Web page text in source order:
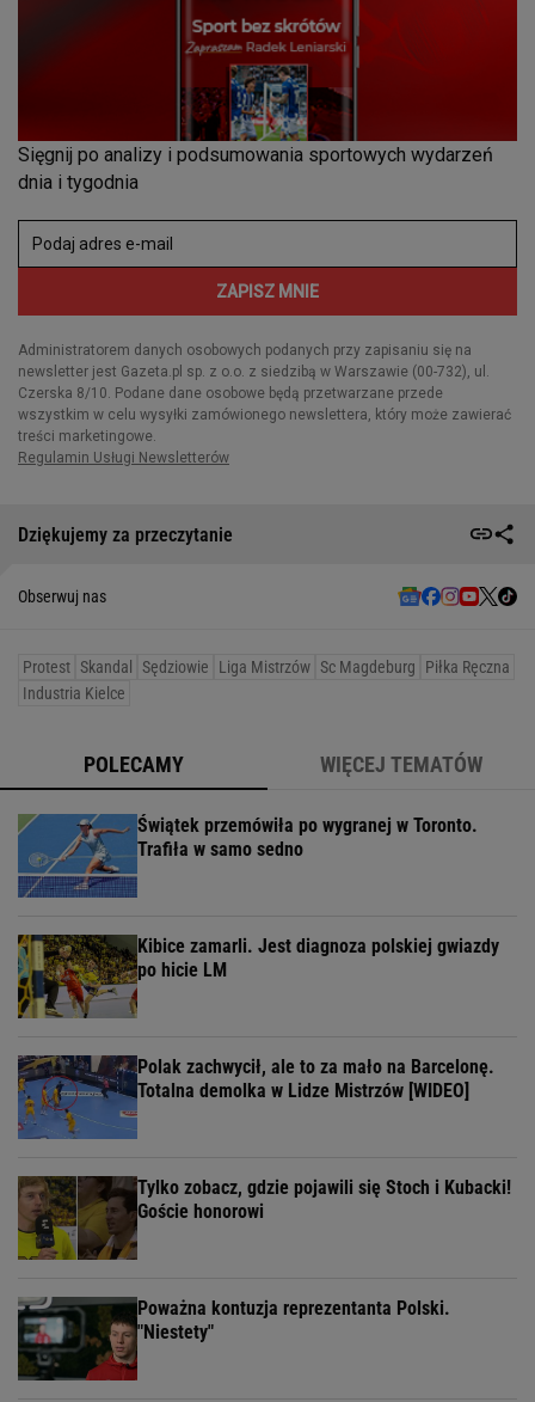
Dziękujemy za przeczytanie
Obserwuj nas
Protest Skandal Sędziowie Liga Mistrzów Sc Magdeburg
Piłka Ręczna
Industria Kielce
POLECAMY WIĘCEJ TEMATÓW
Świątek przemówiła po wygranej w Toronto.
Trafiła w samo sedno
Kibice zamarli. Jest diagnoza polskiej gwiazdy
po hicie LM
Polak zachwycił, ale to za mało na Barcelonę.
Totalna demolka w Lidze Mistrzów [WIDEO]
Tylko zobacz, gdzie pojawili się Stoch i Kubacki!
Goście honorowi
Poważna kontuzja reprezentanta Polski.
"Niestety"